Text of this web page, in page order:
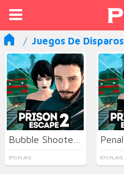
Juegos De Disparos
970 PLAYS 670 PLAYS